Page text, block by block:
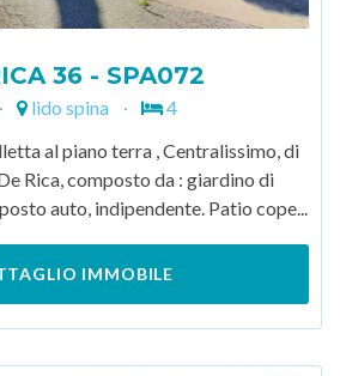
36 - SPA072
lido spina
4
al piano terra , Centralissimo, di
Rica, composto da : giardino di
auto, indipendente. Patio cope...
IMMOBILE